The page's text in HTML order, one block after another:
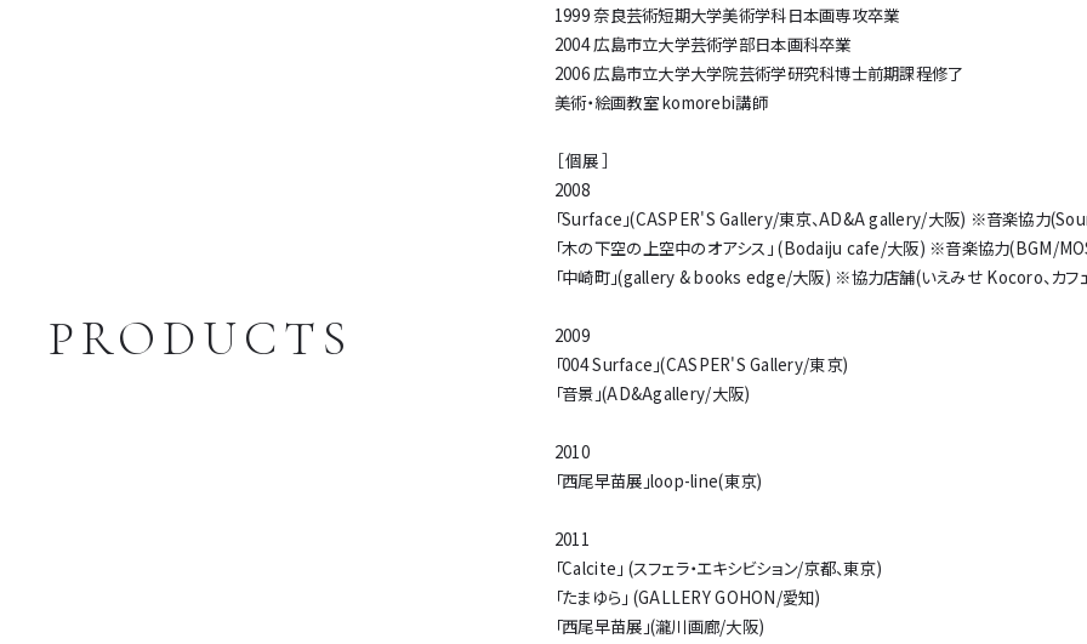
PRODUCTS
1999 奈良芸術短期大学美術学科日本画専攻卒業
2004 広島市立大学芸術学部日本画科卒業
2006 広島市立大学大学院芸術学研究科博士前期課程修了
美術・絵画教室 komorebi講師
［ 個展 ］
2008
「Surface」(CASPER'S Gallery/東京、AD&A gallery/大阪) ※音楽協力
「木の下空の上空中のオアシス」 (Bodaiju cafe/大阪) ※音楽協力(BGM/
「中崎町」(gallery & books edge/大阪) ※協力店舗(いえみせ Kocoro、カフ
2009
「004 Surface」(CASPER'S Gallery/東京)
「音景」(AD&Agallery/大阪)
2010
「西尾早苗展」loop-line(東京)
2011
「Calcite」 (スフェラ・エキシビション/京都、東京)
「たまゆら」 (GALLERY GOHON/愛知)
「西尾早苗展」(瀧川画廊/大阪)